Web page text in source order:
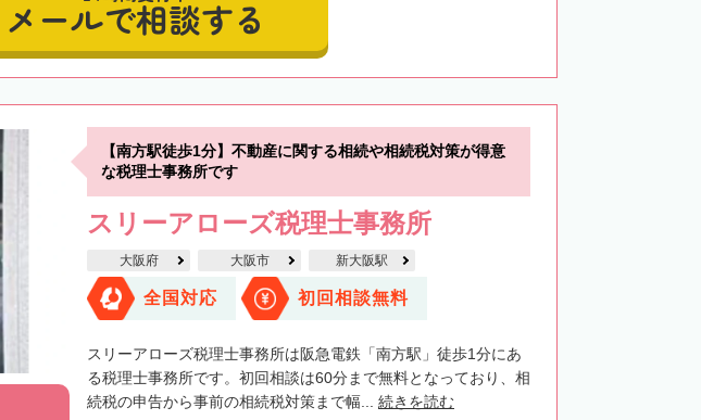
メールで相談する
【南方駅徒歩1分】不動産に関する相続や相続税対策が得意
な税理士事務所です
スリーアローズ税理士事務所
大阪府 大阪市 新大阪駅
全国対応 初回相談無料
スリーアローズ税理士事務所は阪急電鉄「南方駅」徒歩1分にあ
る税理士事務所です。初回相談は60分まで無料となっており、相
続税の申告から事前の相続税対策まで幅... 続きを読む